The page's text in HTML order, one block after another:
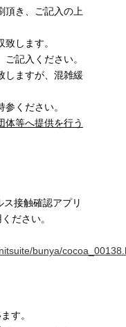
頂き、ご記入の上
します。
記入ください。
しますが、混雑緩
ください。
体等へ提供を行う
接触確認アプリ
ださい。
bunya/
す。